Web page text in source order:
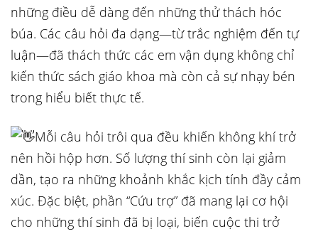
những điều dễ dàng đến những thử thách hóc
búa. Các câu hỏi đa dạng—từ trắc nghiệm đến tự
luận—đã thách thức các em vận dụng không chỉ
kiến thức sách giáo khoa mà còn cả sự nhạy bén
trong hiểu biết thực tế.
Mỗi câu hỏi trôi qua đều khiến không khí trở
nên hồi hộp hơn. Số lượng thí sinh còn lại giảm
dần, tạo ra những khoảnh khắc kịch tính đầy cảm
xúc. Đặc biệt, phần “Cứu trợ” đã mang lại cơ hội
cho những thí sinh đã bị loại, biến cuộc thi trở